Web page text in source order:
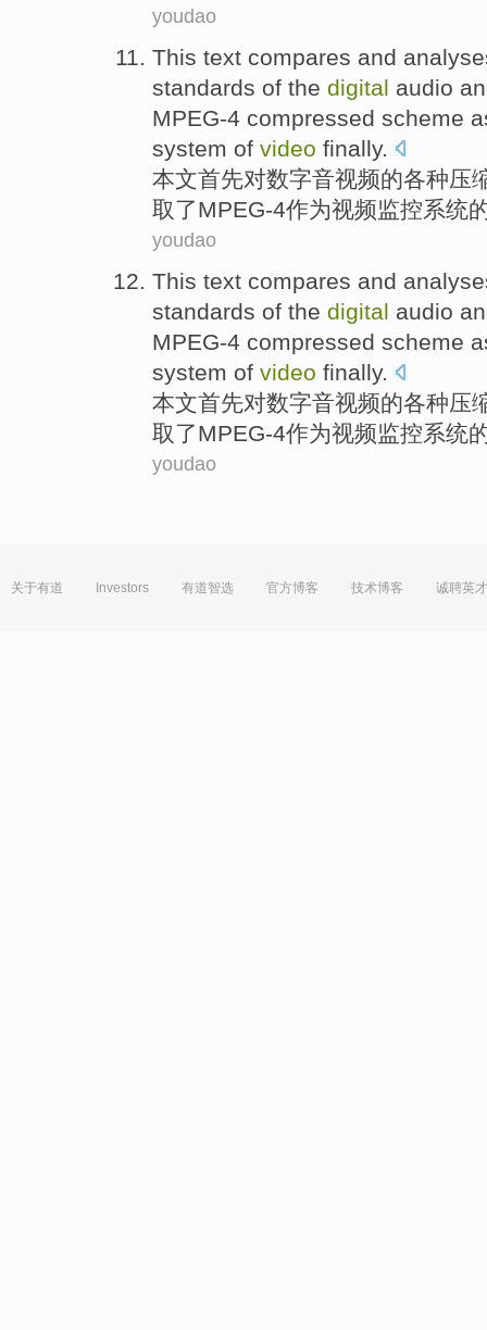
youdao
This text compares and
standards of the digital audio
MPEG-4 compressed scheme
system of video finally.
本文首先对数字音视频的各种压
取了MPEG-4作为视频监控系统
youdao
This text compares and
standards of the digital audio
MPEG-4 compressed scheme
system of video finally.
本文首先对数字音视频的各种压
取了MPEG-4作为视频监控系统
youdao
关于有道 Investors 有道智选 官方博客 技术博客 诚聘英才